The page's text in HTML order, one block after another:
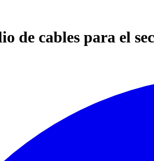
de cables para el